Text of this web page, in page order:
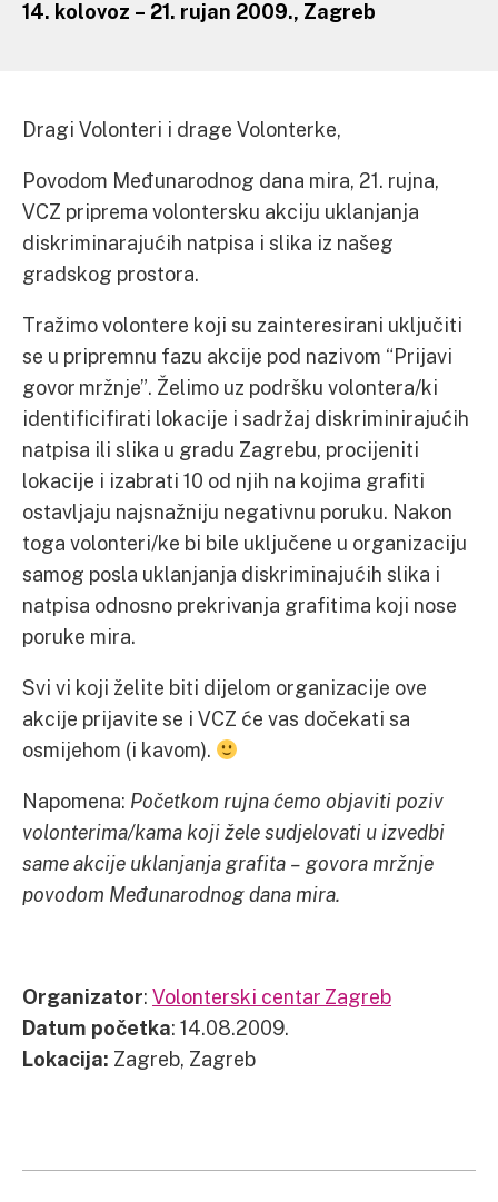
14. kolovoz – 21. rujan 2009., Zagreb
Dragi Volonteri i drage Volonterke,
Povodom Međunarodnog dana mira, 21. rujna,
VCZ priprema volontersku akciju uklanjanja
diskriminarajućih natpisa i slika iz našeg
gradskog prostora.
Tražimo volontere koji su zainteresirani uključiti
se u pripremnu fazu akcije pod nazivom “Prijavi
govor mržnje”. Želimo uz podršku volontera/ki
identificifirati lokacije i sadržaj diskriminirajućih
natpisa ili slika u gradu Zagrebu, procijeniti
lokacije i izabrati 10 od njih na kojima grafiti
ostavljaju najsnažniju negativnu poruku. Nakon
toga volonteri/ke bi bile uključene u organizaciju
samog posla uklanjanja diskriminajućih slika i
natpisa odnosno prekrivanja grafitima koji nose
poruke mira.
Svi vi koji želite biti dijelom organizacije ove
akcije prijavite se i VCZ će vas dočekati sa
osmijehom (i kavom).
Napomena: Početkom rujna ćemo objaviti poziv
volonterima/kama koji žele sudjelovati u izvedbi
same akcije uklanjanja grafita – govora mržnje
povodom Međunarodnog dana mira.
Organizator: Volonterski centar Zagreb
Datum početka: 14.08.2009.
Lokacija: Zagreb, Zagreb